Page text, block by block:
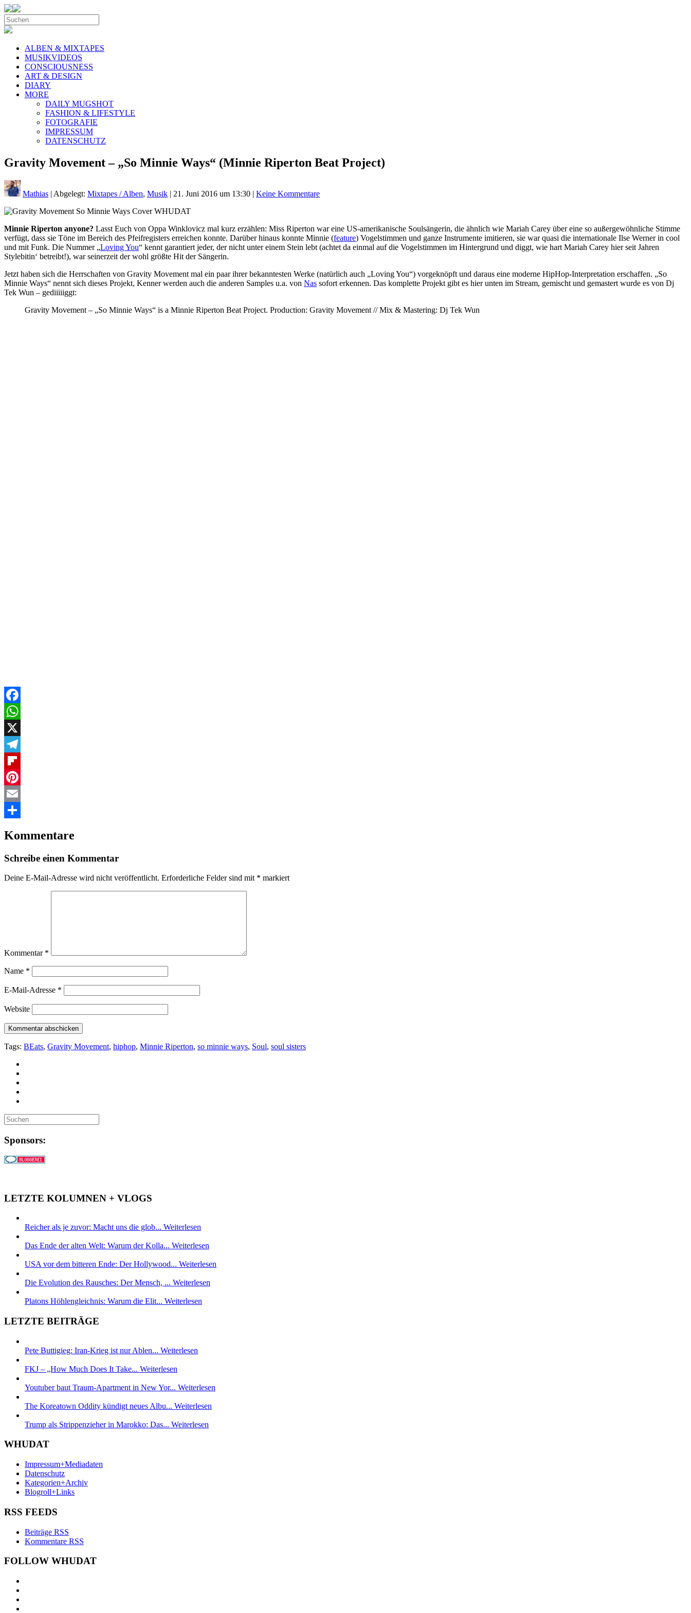
ALBEN & MIXTAPES
MUSIKVIDEOS
CONSCIOUSNESS
ART & DESIGN
DIARY
MORE
DAILY MUGSHOT
FASHION & LIFESTYLE
FOTOGRAFIE
IMPRESSUM
DATENSCHUTZ
Gravity Movement – „So Minnie Ways“ (Minnie Riperton Beat Project)
Mathias | Abgelegt: Mixtapes / Alben, Musik | 21. Juni 2016 um 13:30 | Keine Kommentare
Minnie Riperton anyone? Lasst Euch von Oppa Winklovicz mal kurz erzählen: Miss Riperton war eine US-amerikanische Soulsängerin, die ähnlich wie Mariah Carey über eine so außergewöhnliche Stimme
verfügt, dass sie Töne im Bereich des Pfeifregisters erreichen konnte. Darüber hinaus konnte Minnie (feature) Vogelstimmen und ganze Instrumente imitieren, sie war quasi die internationale Ilse Werner in cool
und mit Funk. Die Nummer „Loving You“ kennt garantiert jeder, der nicht unter einem Stein lebt (achtet da einmal auf die Vogelstimmen im Hintergrund und diggt, wie hart Mariah Carey hier seit Jahren
Stylebitin‘ betreibt!), war seinerzeit der wohl größte Hit der Sängerin.
Jetzt haben sich die Herrschaften von Gravity Movement mal ein paar ihrer bekanntesten Werke (natürlich auch „Loving You“) vorgeknöpft und daraus eine moderne HipHop-Interpretation erschaffen. „So
Minnie Ways“ nennt sich dieses Projekt, Kenner werden auch die anderen Samples u.a. von Nas sofort erkennen. Das komplette Projekt gibt es hier unten im Stream, gemischt und gemastert wurde es von Dj
Tek Wun – gediiiiiggt:
Gravity Movement – „So Minnie Ways“ is a Minnie Riperton Beat Project. Production: Gravity Movement // Mix & Mastering: Dj Tek Wun
Facebook
WhatsApp
X
Telegram
Flipboard
Pinterest
Email
Kommentare
Schreibe einen Kommentar
Deine E-Mail-Adresse wird nicht veröffentlicht. Erforderliche Felder sind mit * markiert
Kommentar *
Name *
E-Mail-Adresse *
Website
Tags: BEats, Gravity Movement, hiphop, Minnie Riperton, so minnie ways, Soul, soul sisters
Sponsors:
LETZTE KOLUMNEN + VLOGS
Reicher als je zuvor: Macht uns die glob... Weiterlesen
Das Ende der alten Welt: Warum der Kolla... Weiterlesen
USA vor dem bitteren Ende: Der Hollywood... Weiterlesen
Die Evolution des Rausches: Der Mensch, ... Weiterlesen
Platons Höhlengleichnis: Warum die Elit... Weiterlesen
LETZTE BEITRÄGE
Pete Buttigieg: Iran-Krieg ist nur Ablen... Weiterlesen
FKJ – „How Much Does It Take... Weiterlesen
Youtuber baut Traum-Apartment in New Yor... Weiterlesen
The Koreatown Oddity kündigt neues Albu... Weiterlesen
Trump als Strippenzieher in Marokko: Das... Weiterlesen
WHUDAT
Impressum+Mediadaten
Datenschutz
Kategorien+Archiv
Blogroll+Links
RSS FEEDS
Beiträge RSS
Kommentare RSS
FOLLOW WHUDAT